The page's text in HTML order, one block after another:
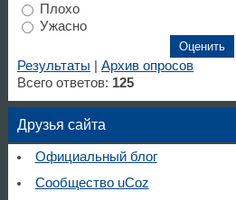
Плохо
Ужасно
Результаты
Архив опросов
Всего ответов: 125
Друзья сайта
Официальный блог
Сообщество uCoz